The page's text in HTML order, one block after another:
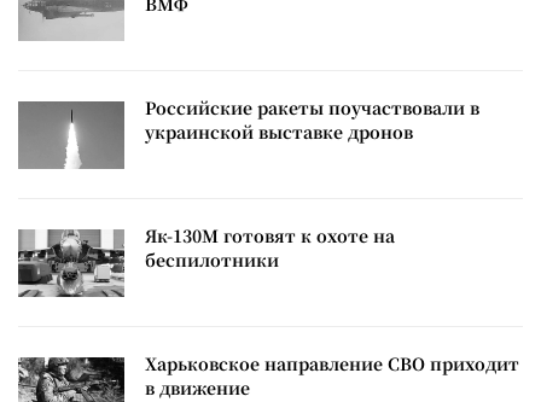
Российские ракеты поучаствовали в
украинской выставке дронов
Як-130М готовят к охоте на
беспилотники
Харьковское направление СВО приходит
в движение